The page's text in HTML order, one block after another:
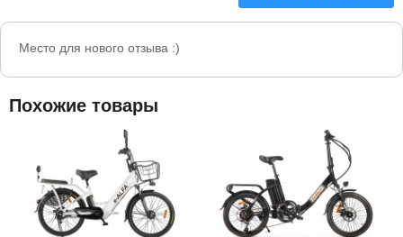
Место для нового отзыва :)
Похожие товары